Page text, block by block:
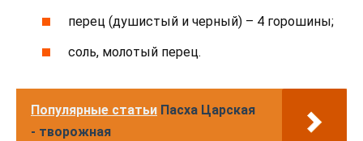
перец (душистый и черный) – 4 горошины;
соль, молотый перец.
Популярные статьи Пасха Царская
- творожная